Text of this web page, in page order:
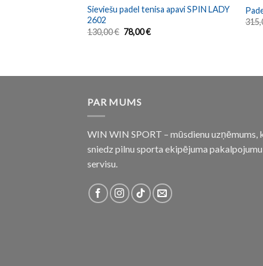
Sieviešu padel tenisa apavi SPIN LADY
2602
130,00€ 78,00€
PAR MUMS
WIN WIN SPORT – mūsdienu uzņēmums,
sniedz pilnu sporta ekipējuma pakalpojumu
servisu.